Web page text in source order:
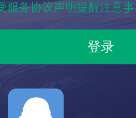
服务协议声明提醒注意